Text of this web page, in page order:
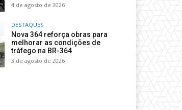
4 de agosto de 2026
DESTAQUES
Nova 364 reforça obras para
melhorar as condições de
tráfego na BR-364
3 de agosto de 2026